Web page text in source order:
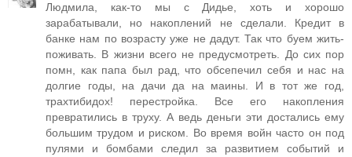
Людмила, как-то мы с Дидье, хоть и хорошо
зарабатывали, но накоплений не сделали. Кредит в
банке нам по возрасту уже не дадут. Так что буем жить-
поживать. В жизни всего не предусмотреть. До сих пор
помн, как папа был рад, что обсепечил себя и нас на
долгие годы, на дачи да на маины. И в тот же год,
трахтибидох! перестройка. Все его накопления
превратились в труху. А ведь деньги эти достались ему
большим трудом и риском. Во время войн часто он под
пулями и бомбами следил за развитием событий и